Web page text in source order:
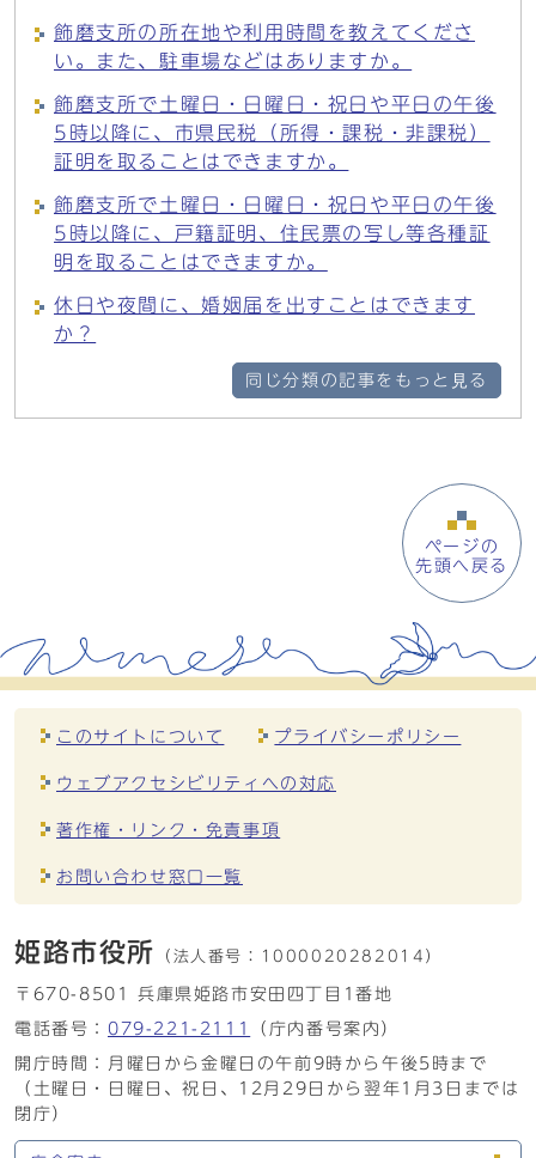
飾磨支所の所在地や利用時間を教えてくださ
い。また、駐車場などはありますか。
飾磨支所で土曜日・日曜日・祝日や平日の午後
5時以降に、市県民税（所得・課税・非課税）
証明を取ることはできますか。
飾磨支所で土曜日・日曜日・祝日や平日の午後
5時以降に、戸籍証明、住民票の写し等各種証
明を取ることはできますか。
休日や夜間に、婚姻届を出すことはできます
か？
同じ分類の記事をもっと見る
ページの
先頭へ戻る
このサイトについて プライバシーポリシー
ウェブアクセシビリティへの対応
著作権・リンク・免責事項
お問い合わせ窓口一覧
姫路市役所 （法人番号： 1000020282014）
〒670-8501 兵庫県姫路市安田四丁目1番地
電話番号： 079-221-2111
（庁内番号案内）
開庁時間：月曜日から金曜日の午前9時から午後5時まで
（土曜日・日曜日、祝日、12月29日から翌年1月3日までは
閉庁）